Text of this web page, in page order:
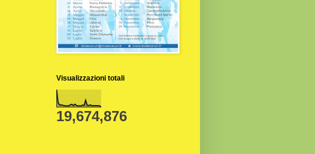
Visualizzazioni totali
19,674,876